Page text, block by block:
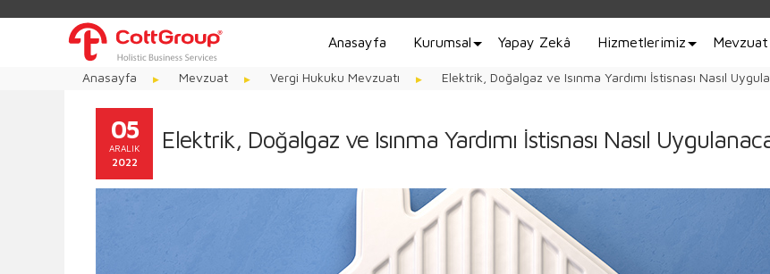
Anasayfa Kurumsal Yapay Zekâ Hizmetlerimiz Mevzuat
Anasayfa Mevzuat Vergi Hukuku Mevzuatı Elektrik, Doğalgaz ve Isınma Yardımı İstisnası Nasıl
05
ARALIK
2022
Elektrik, Doğalgaz ve Isınma Yardımı İstisnası Nasıl